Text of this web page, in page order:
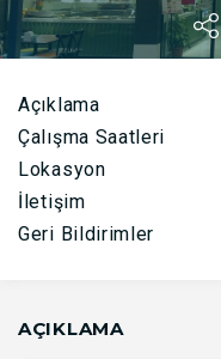
Açıklama
Çalışma Saatleri
Lokasyon
İletişim
Geri Bildirimler
AÇIKLAMA